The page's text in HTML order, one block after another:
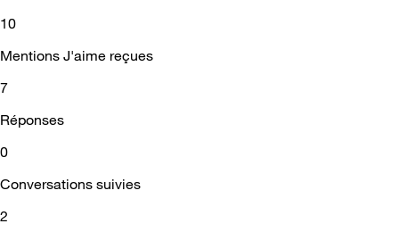
10
Mentions J'aime reçues
7
Réponses
0
Conversations suivies
2